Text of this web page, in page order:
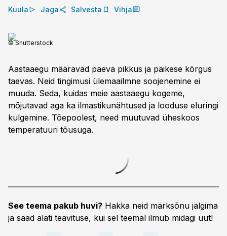
Kuula Jaga Salvesta Vihja
© Shutterstock
Aastaaegu määravad päeva pikkus ja päikese kõrgus
taevas. Neid tingimusi ülemaailmne soojenemine ei
muuda. Seda, kuidas meie aastaaegu kogeme,
mõjutavad aga ka ilmastikunähtused ja looduse eluringi
kulgemine. Tõepoolest, need muutuvad üheskoos
temperatuuri tõusuga.
See teema pakub huvi? Hakka neid märksõnu jälgima
ja saad alati teavituse, kui sel teemal ilmub midagi uut!